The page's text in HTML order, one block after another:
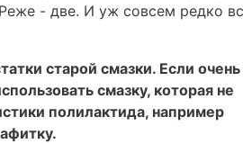
- две. И уж совсем редко
старой смазки. Если очень
смазку, которая не
полилактида, например